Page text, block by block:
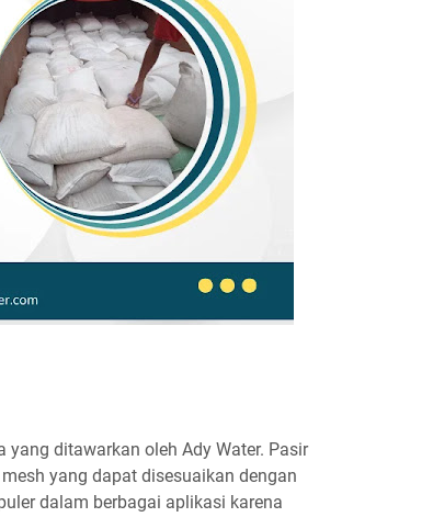
ditawarkan oleh Ady Water. Pasir
yang dapat disesuaikan dengan
dalam berbagai aplikasi karena